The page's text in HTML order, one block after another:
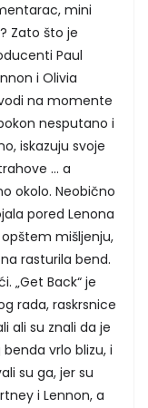
mini
Zato što je
Paul
i Olivia
na momente
nesputano i
iskazuju svoje
... a
okolo. Neobično
pored Lenona
mišljenju,
rasturila bend.
„Get Back“ je
rada, raskrsnice
ali su znali da je
vrlo blizu, i
su ga, jer su
i Lennon, a